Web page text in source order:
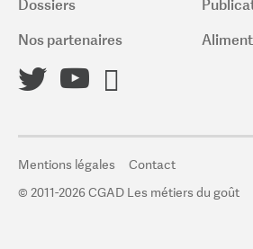
Dossiers
Nos partenaires
Mentions légales
Contact
© 2011-2026 CGAD Les métiers du goût